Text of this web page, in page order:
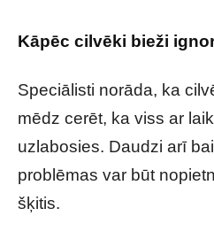
Kāpēc cilvēki bieži
Speciālisti norāda, ka
mēdz cerēt, ka viss ar
uzlabosies. Daudzi arī
problēmas var būt
šķitis.